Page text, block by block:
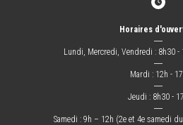
Horaires
―
Lundi, Mercredi, Vendredi : 8h30 -
―
Mardi : 12h -
―
Jeudi : 8h30 -
―
Samedi : 9h – 12h (2e et 4e samedi